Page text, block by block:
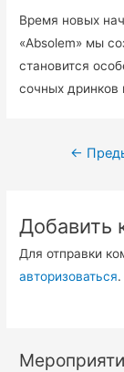
Время новых
«Absolem» мы
становится
сочных дринков
←
Добавить
Для отправки
авторизоваться.